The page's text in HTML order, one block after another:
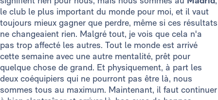
le club le plus important du monde pour moi, et il vaut
toujours mieux gagner que perdre, même si ces résultats
ne changeaient rien. Malgré tout, je vois que cela n'a
pas trop affecté les autres. Tout le monde est arrivé
cette semaine avec une autre mentalité, prêt pour
quelque chose de grand. Et physiquement, à part les
deux coéquipiers qui ne pourront pas être là, nous
sommes tous au maximum. Maintenant, il faut continuer